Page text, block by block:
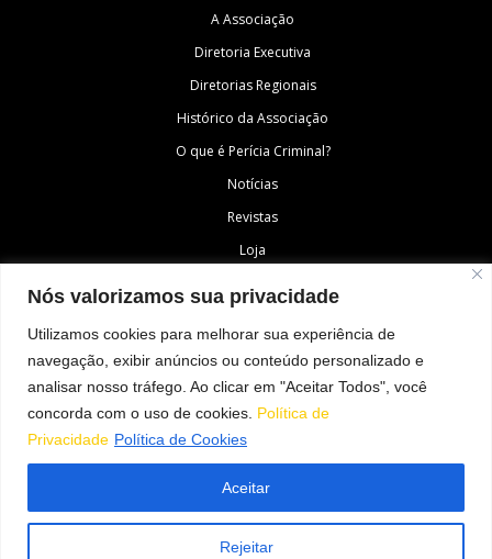
Nós valorizamos sua privacidade
Utilizamos cookies para melhorar sua experiência de
navegação, exibir anúncios ou conteúdo personalizado e
analisar nosso tráfego. Ao clicar em "Aceitar Todos", você
concorda com o uso de cookies. Política de
Privacidade Política de Cookies
Rejeitar
Aceitar
A Associação
Diretoria Executiva
Diretorias Regionais
Histórico da Associação
O que é Perícia Criminal?
Notícias
Revistas
Loja
SIGA-NOS
Federais